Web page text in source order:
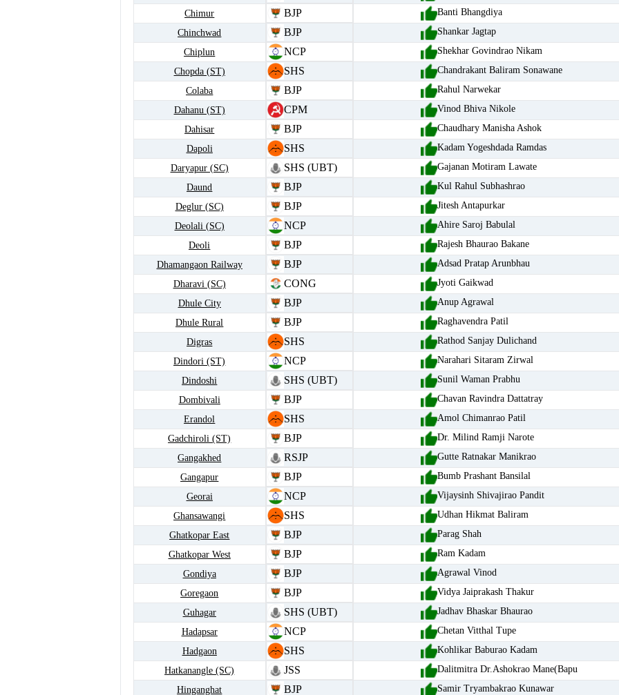
Chimur
BJP
Banti Bhangdiya
Chinchwad
BJP
Shankar Jagtap
Chiplun
NCP
Shekhar Govindrao Nikam
Chopda (ST)
SHS
Chandrakant Baliram Sonawane
Colaba
BJP
Rahul Narwekar
Dahanu (ST)
CPM
Vinod Bhiva Nikole
Dahisar
BJP
Chaudhary Manisha Ashok
Dapoli
SHS
Kadam Yogeshdada Ramdas
Daryapur (SC)
SHS (UBT)
Gajanan Motiram Lawate
Daund
BJP
Kul Rahul Subhashrao
Deglur (SC)
BJP
Jitesh Antapurkar
Deolali (SC)
NCP
Ahire Saroj Babulal
Deoli
BJP
Rajesh Bhaurao Bakane
Dhamangaon Railway
BJP
Adsad Pratap Arunbhau
Dharavi (SC)
CONG
Jyoti Gaikwad
Dhule City
BJP
Anup Agrawal
Dhule Rural
BJP
Raghavendra Patil
Digras
SHS
Rathod Sanjay Dulichand
Dindori (ST)
NCP
Narahari Sitaram Zirwal
Dindoshi
SHS (UBT)
Sunil Waman Prabhu
Dombivali
BJP
Chavan Ravindra Dattatray
Erandol
SHS
Amol Chimanrao Patil
Gadchiroli (ST)
BJP
Dr. Milind Ramji Narote
Gangakhed
RSJP
Gutte Ratnakar Manikrao
Gangapur
BJP
Bumb Prashant Bansilal
Georai
NCP
Vijaysinh Shivajirao Pandit
Ghansawangi
SHS
Udhan Hikmat Baliram
Ghatkopar East
BJP
Parag Shah
Ghatkopar West
BJP
Ram Kadam
Gondiya
BJP
Agrawal Vinod
Goregaon
BJP
Vidya Jaiprakash Thakur
Guhagar
SHS (UBT)
Jadhav Bhaskar Bhaurao
Hadapsar
NCP
Chetan Vitthal Tupe
Hadgaon
SHS
Kohlikar Baburao Kadam
Hatkanangle (SC)
JSS
Dalitmitra Dr.Ashokrao Mane(Bapu
Hinganghat
BJP Samir Tryambakrao Kunawar